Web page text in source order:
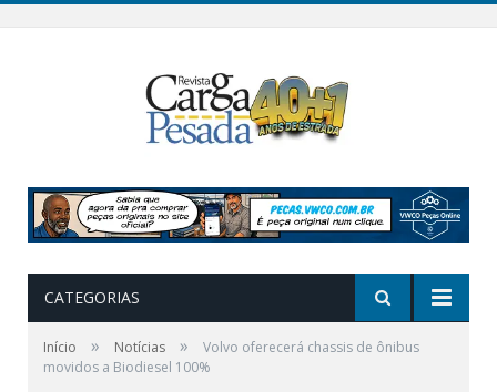
CATEGORIAS
Início » Notícias »
Volvo oferecerá chassis de ônibus
movidos a Biodiesel 100%